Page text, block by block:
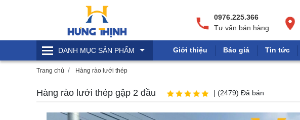
0976.225.366
Tư vấn bán hàng
DANH MỤCSẢN PHẨM Giới thiệu Báo giá Tin tức
Trang chủ Hàng rào lưới thép
Hàng rào lưới thép gập 2 đầu | (2479) Đã bán